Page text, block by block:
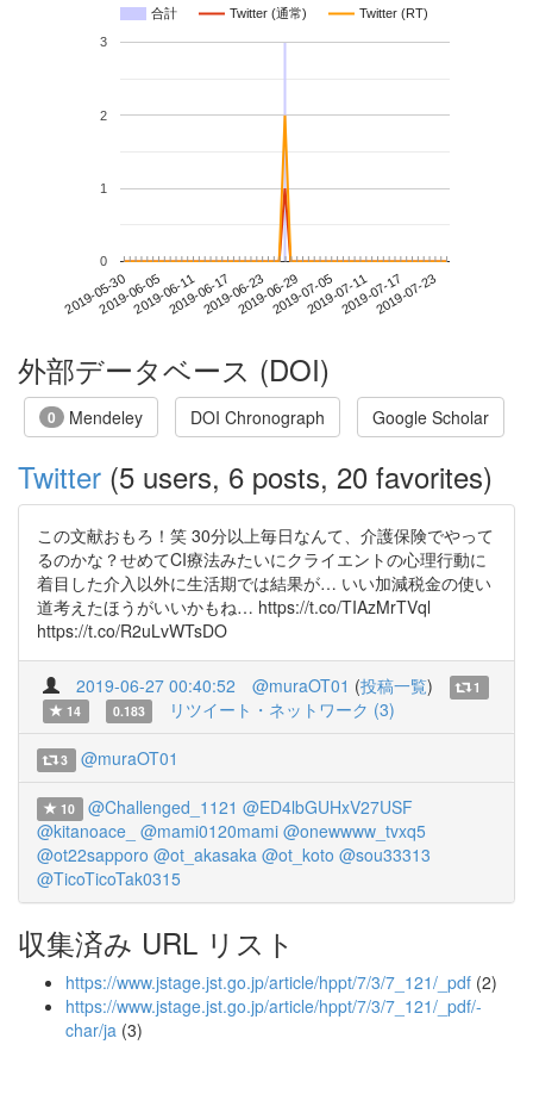
合計 Twitter (通常) Twitter (RT)
2019-05-302019-06-052019-06-112019-06-172019-06-232019-06-292019-07-052019-07-112019-07-172019-07-23
0
1
2
3
外部データベース (DOI)
0 Mendeley DOI Chronograph Google Scholar
Twitter (5 users, 6 posts, 20 favorites)
この文献おもろ！笑 30分以上毎日なんて、介護保険でやって
るのかな？せめてCI療法みたいにクライエントの心理行動に
着目した介入以外に生活期では結果が… いい加減税金の使い
道考えたほうがいいかもね… https://t.co/TIAzMrTVql
https://t.co/R2uLvWTsDO
2019-06-27 00:40:52 @muraOT01 (投稿一覧)
1
14
0.183 リツイート・ネットワーク (3)
3 @muraOT01
10 @Challenged_1121 @ED4lbGUHxV27USF
@kitanoace_ @mami0120mami @onewwww_tvxq5
@ot22sapporo @ot_akasaka @ot_koto @sou33313
@TicoTicoTak0315
収集済み URL リスト
https://www.jstage.jst.go.jp/article/hppt/7/3/7_121/_pdf (2)
https://www.jstage.jst.go.jp/article/hppt/7/3/7_121/_pdf/-
char/ja (3)